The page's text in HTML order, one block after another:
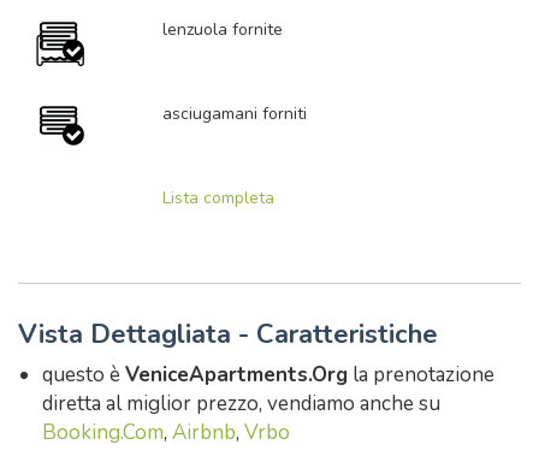
lenzuola fornite
asciugamani forniti
Lista completa
Vista Dettagliata - Caratteristiche
questo è VeniceApartments.Org la prenotazione
diretta al miglior prezzo, vendiamo anche su
Booking.Com, Airbnb, Vrbo